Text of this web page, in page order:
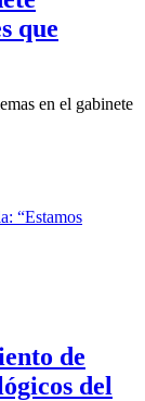
que
en el gabinete
de
del